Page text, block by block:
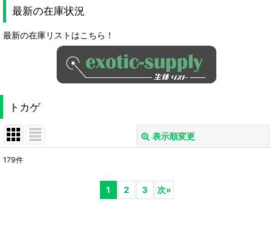
最新の在庫状況
最新の在庫リストはこちら！
トカゲ
表示順変更
179件
1 2 3 次»